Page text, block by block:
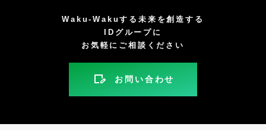
Waku-Wakuする未来を創造する
IDグループに
お気軽にご相談ください
お問い合わせ